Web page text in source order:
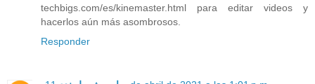
techbigs.com/es/kinemaster.html para editar videos y
hacerlos aún más asombrosos.
Responder